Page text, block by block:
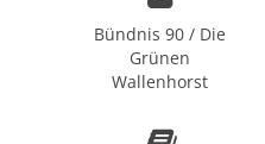
Bündnis 90 / Die
Grünen
Wallenhorst